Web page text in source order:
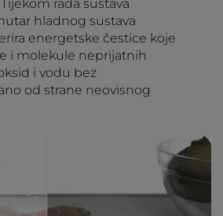
rada sustava
hladnog sustava
energetske čestice koje
i molekule neprijatnih
i vodu bez
od strane neovisnog